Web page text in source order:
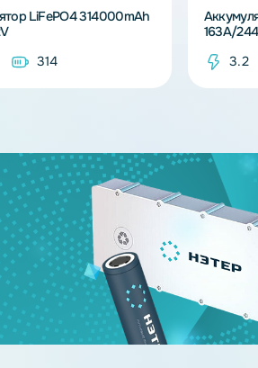
Предзаказ
Аккумулятор LiFePO4 314000mAh
628A 3.2V
3.2
314